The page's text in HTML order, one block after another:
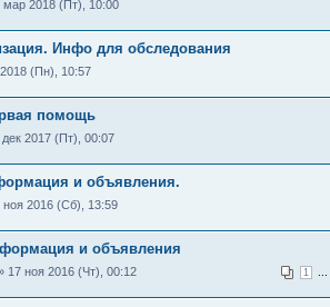
мар 2018 (Пт), 10:00
Инфо для обследования
(Пн), 10:57
помощь
дек 2017 (Пт), 00:07
и объявления.
ноя 2016 (Сб), 13:59
и объявления
1
17 ноя 2016 (Чт), 00:12